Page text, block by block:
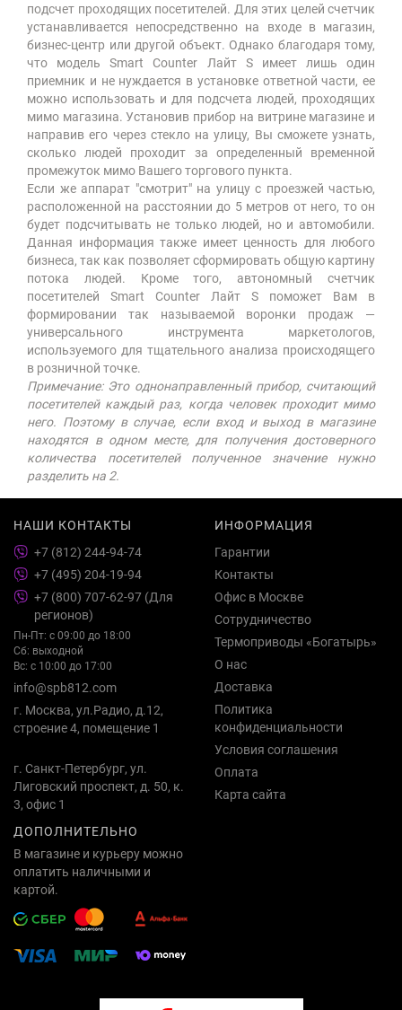
подсчет проходящих посетителей. Для этих целей счетчик
устанавливается непосредственно на входе в магазин,
бизнес-центр или другой объект. Однако благодаря тому,
что модель Smart Counter Лайт S имеет лишь один
приемник и не нуждается в установке ответной части, ее
можно использовать и для подсчета людей, проходящих
мимо магазина. Установив прибор на витрине магазине и
направив его через стекло на улицу, Вы сможете узнать,
сколько людей проходит за определенный временной
промежуток мимо Вашего торгового пункта.
Если же аппарат "смотрит" на улицу с проезжей частью,
расположенной на расстоянии до 5 метров от него, то он
будет подсчитывать не только людей, но и автомобили.
Данная информация также имеет ценность для любого
бизнеса, так как позволяет сформировать общую картину
потока людей. Кроме того, автономный счетчик
посетителей Smart Counter Лайт S поможет Вам в
формировании так называемой воронки продаж —
универсального инструмента маркетологов,
используемого для тщательного анализа происходящего
в розничной точке.
Примечание: Это однонаправленный прибор, считающий
посетителей каждый раз, когда человек проходит мимо
него. Поэтому в случае, если вход и выход в магазине
находятся в одном месте, для получения достоверного
количества посетителей полученное значение нужно
разделить на 2.
НАШИ КОНТАКТЫ
+7 (812) 244-94-74
+7 (495) 204-19-94
+7 (800) 707-62-97 (Для
регионов)
Пн-Пт: с 09:00 до 18:00
Сб: выходной
Вс: с 10:00 до 17:00
info@spb812.com
г. Москва, ул.Радио, д.12,
строение 4, помещение 1
г. Санкт-Петербург, ул.
Лиговский проспект, д. 50, к.
3, офис 1
ИНФОРМАЦИЯ
Гарантии
Контакты
Офис в Москве
Сотрудничество
Термоприводы «Богатырь»
О нас
Доставка
Политика
конфиденциальности
Условия соглашения
Оплата
Карта сайта
ДОПОЛНИТЕЛЬНО
В магазине и курьеру можно
оплатить наличными и
картой.